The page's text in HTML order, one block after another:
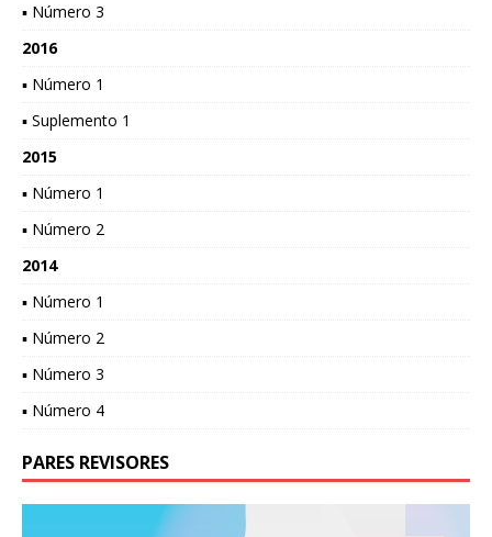
▪ Número 3
2016
▪ Número 1
▪ Suplemento 1
2015
▪ Número 1
▪ Número 2
2014
▪ Número 1
▪ Número 2
▪ Número 3
▪ Número 4
PARES REVISORES